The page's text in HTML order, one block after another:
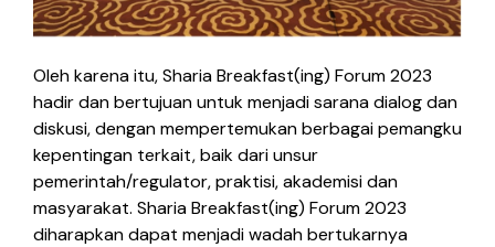
Oleh karena itu, Sharia Breakfast(ing) Forum 2023
hadir dan bertujuan untuk menjadi sarana dialog dan
diskusi, dengan mempertemukan berbagai pemangku
kepentingan terkait, baik dari unsur
pemerintah/regulator, praktisi, akademisi dan
masyarakat. Sharia Breakfast(ing) Forum 2023
diharapkan dapat menjadi wadah bertukarnya